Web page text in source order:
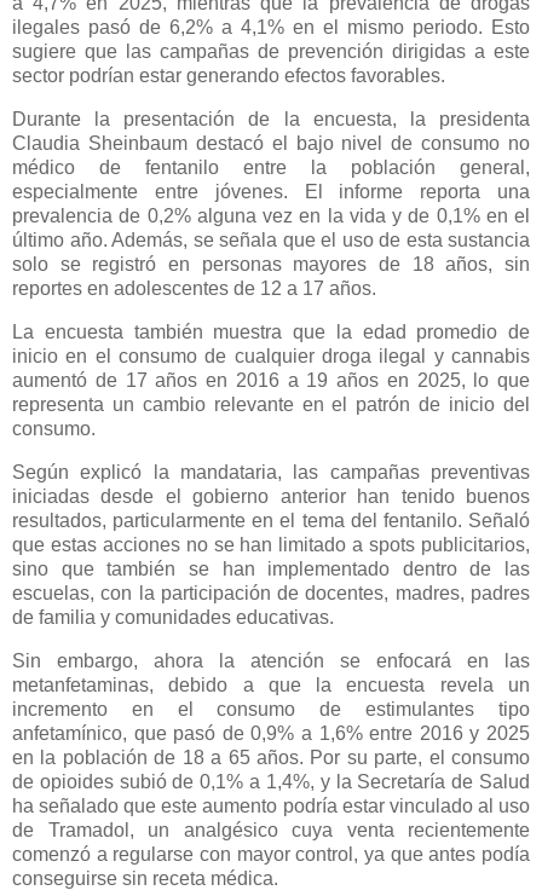
ilegales pasó de 6,2% a 4,1% en el mismo periodo. Esto
sugiere que las campañas de prevención dirigidas a este
sector podrían estar generando efectos favorables.
Durante la presentación de la encuesta, la presidenta
Claudia Sheinbaum destacó el bajo nivel de consumo no
médico de fentanilo entre la población general,
especialmente entre jóvenes. El informe reporta una
prevalencia de 0,2% alguna vez en la vida y de 0,1% en el
último año. Además, se señala que el uso de esta sustancia
solo se registró en personas mayores de 18 años, sin
reportes en adolescentes de 12 a 17 años.
La encuesta también muestra que la edad promedio de
inicio en el consumo de cualquier droga ilegal y cannabis
aumentó de 17 años en 2016 a 19 años en 2025, lo que
representa un cambio relevante en el patrón de inicio del
consumo.
Según explicó la mandataria, las campañas preventivas
iniciadas desde el gobierno anterior han tenido buenos
resultados, particularmente en el tema del fentanilo. Señaló
que estas acciones no se han limitado a spots publicitarios,
sino que también se han implementado dentro de las
escuelas, con la participación de docentes, madres, padres
de familia y comunidades educativas.
Sin embargo, ahora la atención se enfocará en las
metanfetaminas, debido a que la encuesta revela un
incremento en el consumo de estimulantes tipo
anfetamínico, que pasó de 0,9% a 1,6% entre 2016 y 2025
en la población de 18 a 65 años. Por su parte, el consumo
de opioides subió de 0,1% a 1,4%, y la Secretaría de Salud
ha señalado que este aumento podría estar vinculado al uso
de Tramadol, un analgésico cuya venta recientemente
comenzó a regularse con mayor control, ya que antes podía
conseguirse sin receta médica.